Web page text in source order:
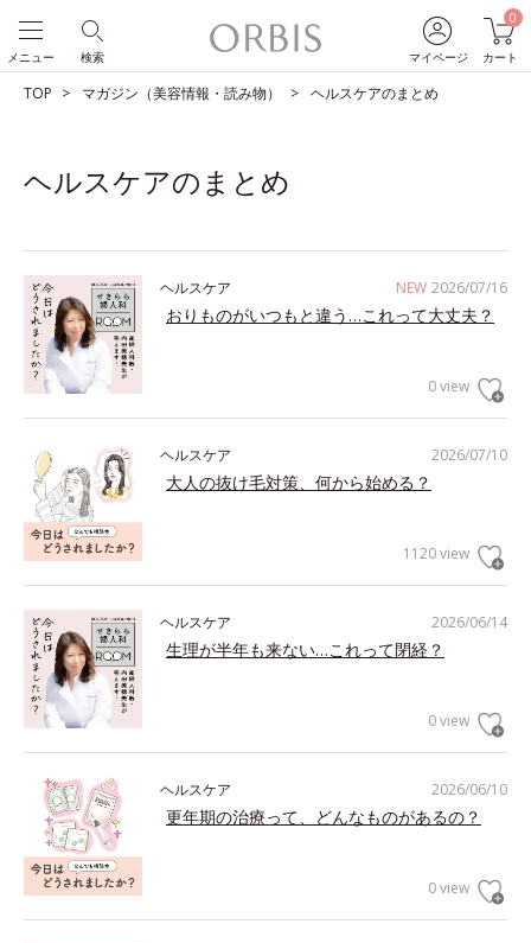
マイページ
0
カート
検索
メニュー
TOP マガジン（美容情報・読み物） ヘルスケアのまとめ
ヘルスケアのまとめ
NEW 2026/07/16
ヘルスケア
おりものがいつもと違う…これって大丈夫？
0 view
2026/07/10
ヘルスケア
大人の抜け毛対策、何から始める？
1120 view
2026/06/14
ヘルスケア
生理が半年も来ない…これって閉経？
0 view
2026/06/10
ヘルスケア
更年期の治療って、どんなものがあるの？
0 view